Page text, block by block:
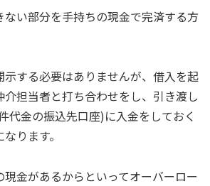
ない部分を手持ちの現金で完済する方
する必要はありませんが、借入を起
介担当者と打ち合わせをし、引き渡し
代金の振込先口座)に入金をしておく
ります。
金があるからといってオーバーロー